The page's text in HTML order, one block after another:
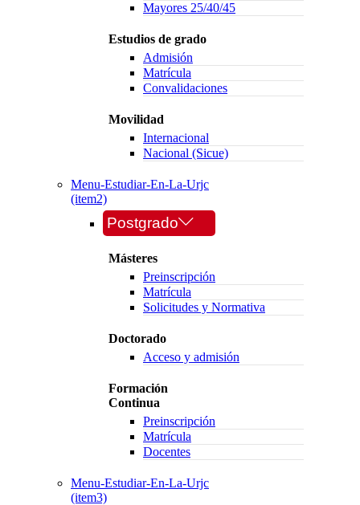
Mayores 25/40/45
Estudios de grado
Admisión
Matrícula
Convalidaciones
Movilidad
Internacional
Nacional (Sicue)
Menu-Estudiar-En-La-Urjc
(item2)
Postgrado
Másteres
Preinscripción
Matrícula
Solicitudes y Normativa
Doctorado
Acceso y admisión
Formación
Continua
Preinscripción
Matrícula
Docentes
Menu-Estudiar-En-La-Urjc
(item3)